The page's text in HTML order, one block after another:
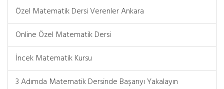
Özel Matematik Dersi Verenler Ankara
Online Özel Matematik Dersi
İncek Matematik Kursu
3 Adımda Matematik Dersinde Başarıyı Yakalayın